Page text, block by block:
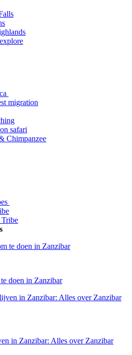
migration
safari
Chimpanzee
Tribe
doen in Zanzibar
in Zanzibar: Alles over Zanzibar